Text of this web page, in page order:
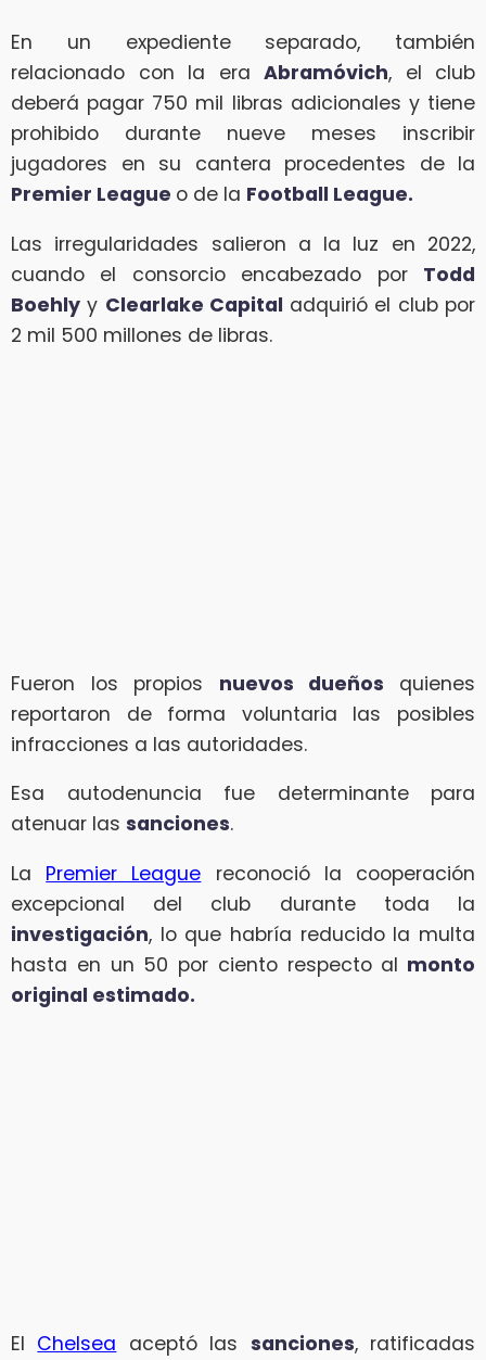
En un expediente separado, también
relacionado con la era Abramóvich, el club
deberá pagar 750 mil libras adicionales y tiene
prohibido durante nueve meses inscribir
jugadores en su cantera procedentes de la
Premier League o de la Football League.
Las irregularidades salieron a la luz en 2022,
cuando el consorcio encabezado por Todd
Boehly y Clearlake Capital adquirió el club por
2 mil 500 millones de libras.
Fueron los propios nuevos dueños quienes
reportaron de forma voluntaria las posibles
infracciones a las autoridades.
Esa autodenuncia fue determinante para
atenuar las sanciones.
La Premier League reconoció la cooperación
excepcional del club durante toda la
investigación, lo que habría reducido la multa
hasta en un 50 por ciento respecto al monto
original estimado.
El Chelsea aceptó las sanciones, ratificadas